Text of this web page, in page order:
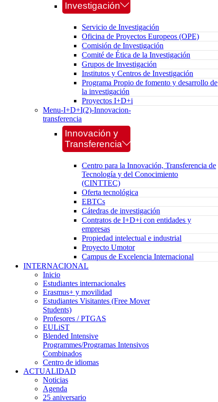
Investigación
Servicio de Investigación
Oficina de Proyectos Europeos (OPE)
Comisión de Investigación
Comité de Ética de la Investigación
Grupos de Investigación
Institutos y Centros de Investigación
Programa Propio de fomento y desarrollo de
la investigación
Proyectos I+D+i
Menu-I+D+I(2)-Innovacion-
transferencia
Innovación y
Transferencia
Centro para la Innovación, Transferencia de
Tecnología y del Conocimiento
(CINTTEC)
Oferta tecnológica
EBTCs
Cátedras de investigación
Contratos de I+D+i con entidades y
empresas
Propiedad intelectual e industrial
Proyecto Umotor
Campus de Excelencia Internacional
INTERNACIONAL
Inicio
Estudiantes internacionales
Erasmus+ y movilidad
Estudiantes Visitantes (Free Mover
Students)
Profesores / PTGAS
EULiST
Blended Intensive
Programmes/Programas Intensivos
Combinados
Centro de idiomas
ACTUALIDAD
Noticias
Agenda
25 aniversario